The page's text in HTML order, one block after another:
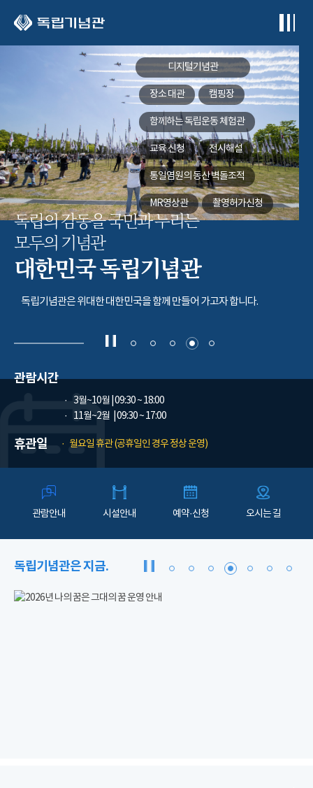
디지털기념관
장소 대관 캠핑장
함께하는독립운동 체험관
교육 신청 전시해설
통일염원의 동산벽돌조적
MR영상관 촬영허가신청
독립의 감동을 국민과 누리는
모두의 기념관
대한민국 독립기념관
독립기념관은 위대한 대한민국을 함께 만들어 가고자 합니다.
관람시간
3월~10월 | 09:30 ~ 18:00
11월~2월
| 09:30 ~ 17:00
휴관일 월요일 휴관 (공휴일인 경우 정상 운영)
관람안내 시설안내 예약·신청 오시는 길
독립기념관은 지금.